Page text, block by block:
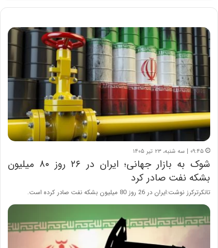
۰۹:۴۵ | سه شنبه، ۲۳ تیر ۱۴۰۵
شوک به بازار جهانی؛ ایران در ۲۶ روز ۸۰ میلیون
بشکه نفت صادر کرد
تانکرترکرز نوشت:ایران در 26 روز 80 میلیون بشکه نفت صادر کرده است.